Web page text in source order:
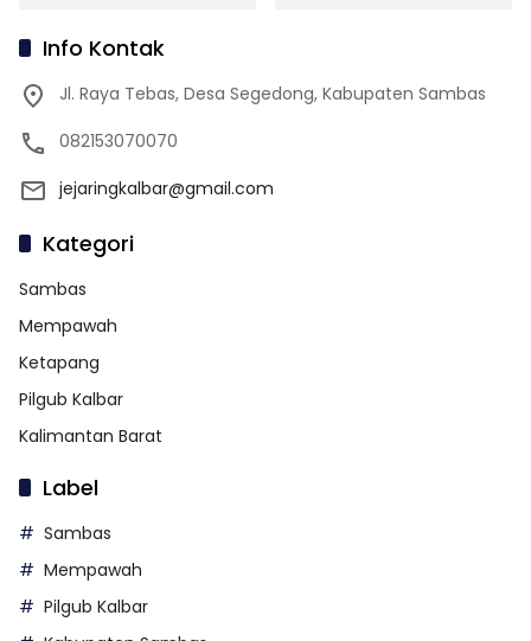
Info Kontak
Jl. Raya Tebas, Desa Segedong, Kabupaten Sambas
082153070070
jejaringkalbar@gmail.com
Kategori
Sambas
Mempawah
Ketapang
Pilgub Kalbar
Kalimantan Barat
Label
Sambas
Mempawah
Pilgub Kalbar